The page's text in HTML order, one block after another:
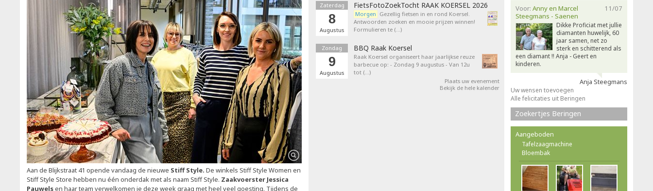
Aan de Blijkstraat 41 opende vandaag de nieuwe Stiff Style. De winkels Stiff Style Women en
Stiff Style Store hebben nu één onderdak met als naam Stiff Style. Zaakvoerster Jessica
Pauwelsen haar team verwelkomen je deze week graag met heel veel goesting. Tijdens de
Zaterdag
8
Augustus
FietsFotoZoekTocht RAAK KOERSEL 2026
Morgen Gezellig fietsen in en rond Koersel.
Antwoorden zoeken en mooie prijzen winnen!
Formulieren te (…)
Zondag
9
Augustus
BBQ Raak Koersel
Raak Koersel organiseert haar jaarlijkse reuze
barbecue op: - Zondag 9 augustus - Van 12u
tot (…)
Plaats uw evenement
Bekijk de hele kalender
11/07
Voor: Anny en Marcel
Steegmans - Saenen
Dikke Proficiat met jullie
diamanten huwelijk, 60
jaar samen, net zo
sterk en schitterend als
een diamant !! Anja - Geert en
kinderen.
Anja Steegmans
Uw wensen toevoegen
Alle felicitaties uit Beringen
Zoekertjes Beringen
Aangeboden
Tafelzaagmachine
Bloembak